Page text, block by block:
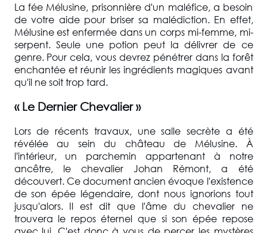
La fée Mélusine, prisonnière d'un maléfice, a besoin
de votre aide pour briser sa malédiction. En effet,
Mélusine est enfermée dans un corps mi-femme, mi-
serpent. Seule une potion peut la délivrer de ce
genre. Pour cela, vous devrez pénétrer dans la forêt
enchantée et réunir les ingrédients magiques avant
qu'il ne soit trop tard.
« Le Dernier Chevalier »
Lors de récents travaux, une salle secrète a été
révélée au sein du château de Mélusine. À
l'intérieur, un parchemin appartenant à notre
ancêtre, le chevalier Johan Rémont, a été
découvert. Ce document ancien évoque l'existence
de son épée légendaire, dont nous ignorions tout
jusqu'alors. Il est dit que l'âme du chevalier ne
trouvera le repos éternel que si son épée repose